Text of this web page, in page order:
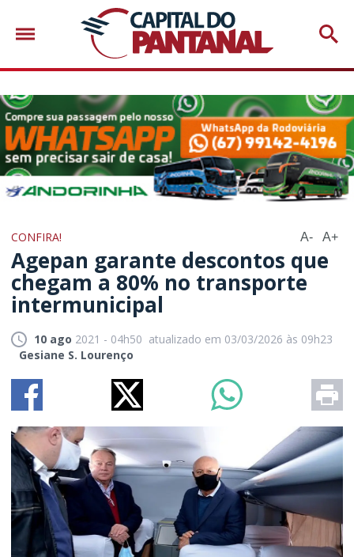
CONFIRA! A- A+
Agepan garante descontos que
chegam a 80% no transporte
intermunicipal
10 ago 2021 - 04h50 atualizado em 03/03/2026 às 09h23
Gesiane S. Lourenço